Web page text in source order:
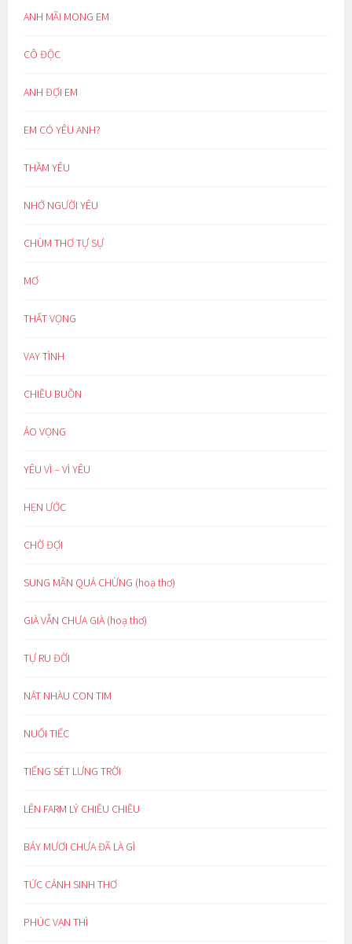
ANH MÃI MONG EM
CÔ ĐỘC
ANH ĐỢI EM
EM CÓ YÊU ANH?
THẦM YÊU
NHỚ NGƯỜI YÊU
CHÙM THƠ TỰ SỰ
MƠ
THẤT VỌNG
VAY TÌNH
CHIỀU BUỒN
ẢO VỌNG
YÊU VÌ – VÌ YÊU
HẸN ƯỚC
CHỜ ĐỢI
SUNG MÃN QUÁ CHỪNG (hoạ thơ)
GIÀ VẪN CHƯA GIÀ (hoạ thơ)
TỰ RU ĐỜI
NÁT NHÀU CON TIM
NUỐI TIẾC
TIẾNG SÉT LƯNG TRỜI
LÊN FARM LÝ CHIỀU CHIỀU
BẢY MƯƠI CHƯA ĐÃ LÀ GÌ
TỨC CẢNH SINH THƠ
PHÚC VẠN THÌ